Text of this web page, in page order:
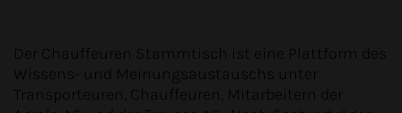
Der Chauffeuren Stammtisch ist eine Plattform des
Wissens- und Meinungsaustauschs unter
Transporteuren, Chauffeuren, Mitarbeitern der